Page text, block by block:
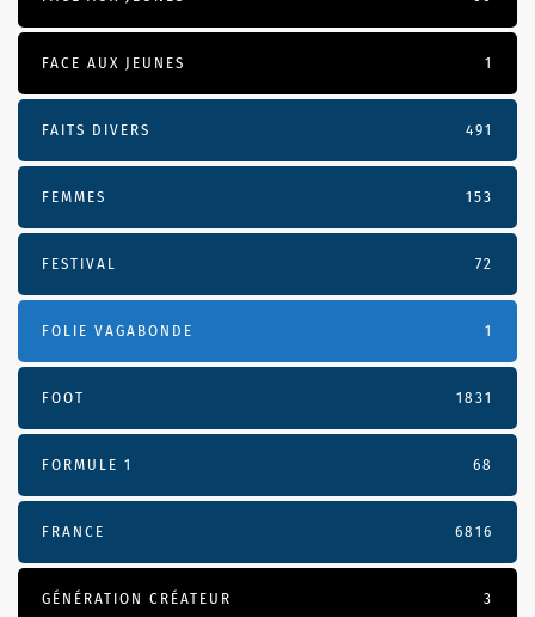
FACE AUX JEUNES 1
FAITS DIVERS 491
FEMMES 153
FESTIVAL 72
FOLIE VAGABONDE 1
FOOT 1831
FORMULE 1 68
FRANCE 6816
GÉNÉRATION CRÉATEUR 3